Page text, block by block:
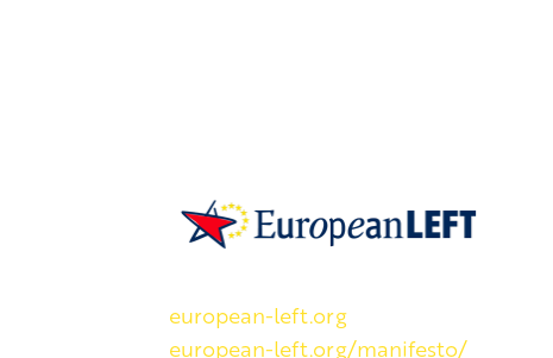
european-left.org
european-left.org/manifesto/